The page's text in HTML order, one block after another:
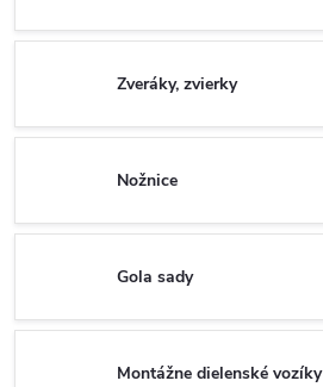
Zveráky, zvierky
Nožnice
Gola sady
Montážne dielenské vozíky